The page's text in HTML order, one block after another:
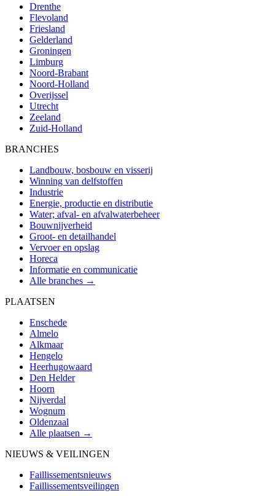
Drenthe
Flevoland
Friesland
Gelderland
Groningen
Limburg
Noord-Brabant
Noord-Holland
Overijssel
Utrecht
Zeeland
Zuid-Holland
BRANCHES
Landbouw, bosbouw en visserij
Winning van delfstoffen
Industrie
Energie, productie en distributie
Water; afval- en afvalwaterbeheer
Bouwnijverheid
Groot- en detailhandel
Vervoer en opslag
Horeca
Informatie en communicatie
Alle branches →
PLAATSEN
Enschede
Almelo
Alkmaar
Hengelo
Heerhugowaard
Den Helder
Hoorn
Nijverdal
Wognum
Oldenzaal
Alle plaatsen →
NIEUWS & VEILINGEN
Faillissementsnieuws
Faillissementsveilingen